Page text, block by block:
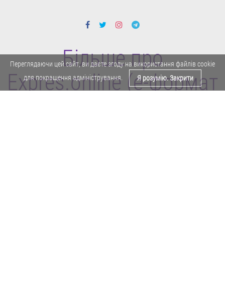
Більше про
Expres.online (e-формат
Переглядаючи цей сайт, ви даєте згоду на використання файлів cookie
для покращення адміністрування.
Я розумію. Закрити